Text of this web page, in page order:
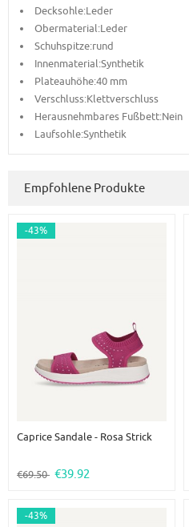
Decksohle:Leder
Obermaterial:Leder
Schuhspitze:rund
Innenmaterial:Synthetik
Plateauhöhe:40 mm
Verschluss:Klettverschluss
Herausnehmbares Fußbett:Nein
Laufsohle:Synthetik
Empfohlene Produkte
Caprice Sandale - Rosa Strick
€69.50 €39.92
-43%
-43%